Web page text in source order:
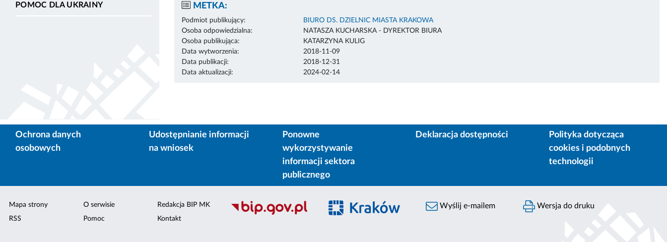
POMOC DLA UKRAINY METKA:
Podmiot publikujący:
BIURO DS. DZIELNIC MIASTA KRAKOWA
Osoba odpowiedzialna:
NATASZA KUCHARSKA - DYREKTOR BIURA
Osoba publikująca:
KATARZYNA KULIG
Data wytworzenia:
2018-11-09
Data publikacji:
2018-12-31
Data aktualizacji:
2024-02-14
Ochrona danych
osobowych
Udostępnianie informacji
na wniosek
Ponowne
wykorzystywanie
informacji sektora
publicznego
Deklaracja dostępności
Polityka dotycząca
cookies i podobnych
technologii
Mapa strony
RSS
O serwisie
Pomoc
Redakcja BIP MK
Kontakt
Wyślij e-mailem Wersja do druku